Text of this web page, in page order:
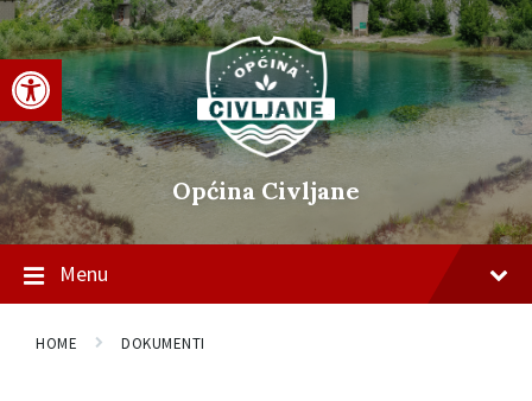
Open toolbar
Skip
to
content
Skip
to
main
navigation
Skip
to
footer
Općina Civljane
Menu
HOME DOKUMENTI